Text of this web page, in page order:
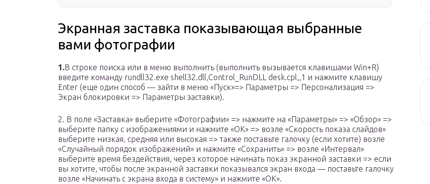
Экранная заставка показывающая выбранные
вами фотографии
1.В строке поиска или в меню выполнить (выполнить вызывается клавишами Win+R)
введите команду rundll32.exe shell32.dll,Control_RunDLL desk.cpl,,1 и нажмите клавишу
Enter (еще один способ — зайти в меню «Пуск»=> Параметры => Персонализация =>
Экран блокировки => Параметры заставки).
2. В поле «Заставка» выберите «Фотографии» => нажмите на «Параметры» => «Обзор» =>
выберите папку с изображениями и нажмите «ОК» => возле «Скорость показа слайдов»
выберите низкая, средняя или высокая => также поставьте галочку (если хотите) возле
«Случайный порядок изображений» и нажмите «Сохранить» => возле «Интервал»
выберите время бездействия, через которое начинать показ экранной заставки => если
вы хотите, чтобы после экранной заставки показывался экран входа — поставьте галочку
возле «Начинать с экрана входа в систему» и нажмите «ОК».